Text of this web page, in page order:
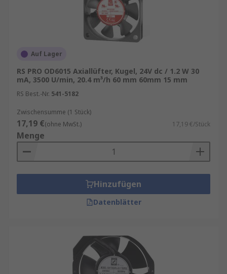
Auf Lager
RS PRO OD6015 Axiallüfter, Kugel, 24V dc / 1.2 W 30
mA, 3500 U/min, 20.4 m³/h 60 mm 60mm 15 mm
RS Best.-Nr. 541-5182
Zwischensumme (1 Stück)
17,19 €(ohne MwSt.) 17,19 €/Stück
Menge
Hinzufügen
Datenblätter